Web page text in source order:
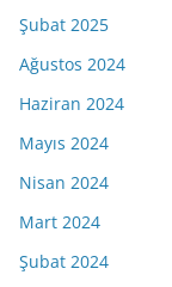
Şubat 2025
Ağustos 2024
Haziran 2024
Mayıs 2024
Nisan 2024
Mart 2024
Şubat 2024